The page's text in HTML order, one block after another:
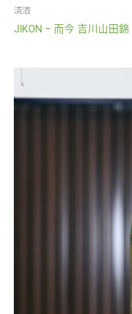
清酒
JIKON – 而今 吉川山田